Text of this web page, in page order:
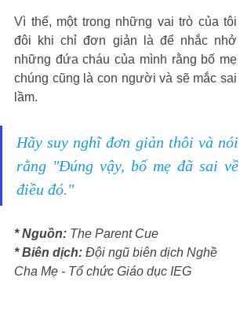
Vì thế, một trong những vai trò của tôi
đôi khi chỉ đơn giản là để nhắc nhở
những đứa cháu của mình rằng bố mẹ
chúng cũng là con người và sẽ mắc sai
lầm.
Hãy suy nghĩ đơn giản thôi và nói
rằng "Đúng vậy, bố mẹ đã sai về
điều đó."
* Nguồn: The Parent Cue
* Biên dịch: Đội ngũ biên dịch Nghề
Cha Mẹ - Tổ chức Giáo dục IEG